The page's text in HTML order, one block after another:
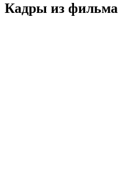
Кадры из фильмa